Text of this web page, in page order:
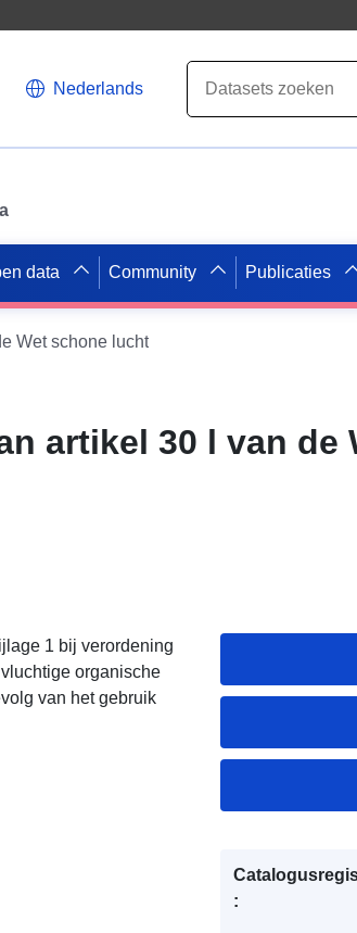
Nederlands
data Community Publicaties
Wet schone lucht
artikel 30 l van de
1 bij verordening
organische
van het gebruik
: